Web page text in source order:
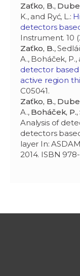
Zaťko, B.,
K., and Ryć, L.:
detectors
Instrument. 10
Zaťko, B.,
A., Boháček, P.,
detector based
active region
C05041.
Zaťko, B.,
A., Boháček, P.,
Analysis of
detectors
layer In:
2014. ISBN